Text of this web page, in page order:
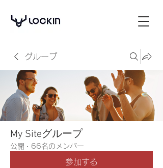
グループ
My Siteグループ
公開 · 66名のメンバー
参加する